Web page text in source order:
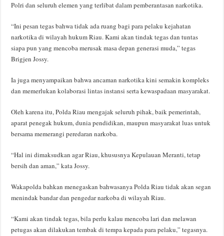
Polri dan seluruh elemen yang terlibat dalam pemberantasan narkotika.
“Ini pesan tegas bahwa tidak ada ruang bagi para pelaku kejahatan
narkotika di wilayah hukum Riau. Kami akan tindak tegas dan tuntas
siapa pun yang mencoba merusak masa depan generasi muda,” tegas
Brigjen Jossy.
Ia juga menyampaikan bahwa ancaman narkotika kini semakin kompleks
dan memerlukan kolaborasi lintas instansi serta kewaspadaan masyarakat.
Oleh karena itu, Polda Riau mengajak seluruh pihak, baik pemerintah,
aparat penegak hukum, dunia pendidikan, maupun masyarakat luas untuk
bersama memerangi peredaran narkoba.
“Hal ini dimaksudkan agar Riau, khususnya Kepulauan Meranti, tetap
bersih dan aman,” kata Jossy.
Wakapolda bahkan menegaskan bahwasanya Polda Riau tidak akan segan
menindak bandar dan pengedar narkoba di wilayah Riau.
“Kami akan tindak tegas, bila perlu kalau mencoba lari dan melawan
petugas akan dilakukan tembak di tempa kepada para pelaku,” tegasnya.